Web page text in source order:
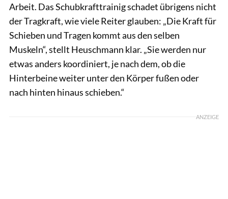
Arbeit. Das Schubkrafttrainig schadet übrigens nicht
der Tragkraft, wie viele Reiter glauben: „Die Kraft für
Schieben und Tragen kommt aus den selben
Muskeln“, stellt Heuschmann klar. „Sie werden nur
etwas anders koordiniert, je nach dem, ob die
Hinterbeine weiter unter den Körper fußen oder
nach hinten hinaus schieben.“
ANZEIGE